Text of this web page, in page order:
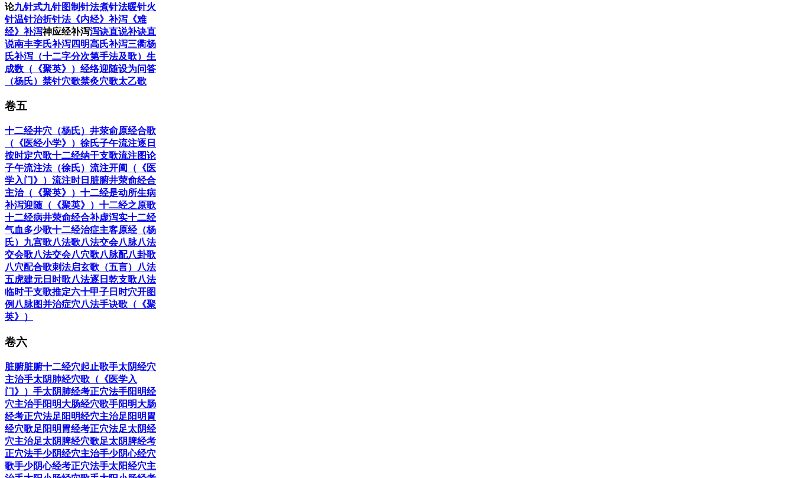
论九针式九针图制针法煮针法暖针火
针温针治折针法《内经》补泻 《难
经》补泻神应经补泻泻诀直说补诀直
说南丰李氏补泻四明高氏补泻三衢杨
氏补泻（十二字分次第手法及歌） 生
成数（《聚英》） 经络迎随设为问答
（杨氏） 禁针穴歌禁灸穴歌太乙歌
卷五
十二经井穴（杨氏） 井荥俞原经合歌
（《医经小学》） 徐氏子午流注逐日
按时定穴歌十二经纳干支歌流注图论
子午流注法（徐氏） 流注开阖（《医
学入门》） 流注时日 脏腑井荥俞经合
主治（《聚英》） 十二经是动所生病
补泻迎随（《聚英》） 十二经之原歌
十二经病井荥俞经合补虚泻实十二经
气血多少歌十二经治症主客原经（杨
氏） 九宫歌八法歌八法交会八脉八法
交会歌八法交会八穴歌八脉配八卦歌
八穴配合歌刺法启玄歌（五言）
八法
五虎建元日时歌八法逐日乾支歌八法
临时干支歌推定六十甲子日时穴开图
例 八脉图并治症穴八法手诀歌（《聚
英》）
卷六
脏腑脏腑十二经穴起止歌手太阴经穴
主治手太阴肺经穴歌（《医学入
门》） 手太阴肺经考正穴法手阳明经
穴主治手阳明大肠经穴歌手阳明大肠
经考正穴法足阳明经穴主治足阳明胃
经穴歌足阳明胃经考正穴法足太阴经
穴主治足太阴脾经穴歌足太阴脾经考
正穴法手少阴经穴主治手少阴心经穴
歌手少阴心经考正穴法手太阳经穴主